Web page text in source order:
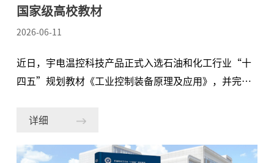
国家级高校教材
2026-06-11
近日，宇电温控科技产品正式入选石油和化工行业“十
四五”规划教材《工业控制装备原理及应用》，并完整
入选该教材的数字控制器品牌，产品适用于对温度、压
确控制，这不仅是对宇电技术实力与行业影响力的高度
详细